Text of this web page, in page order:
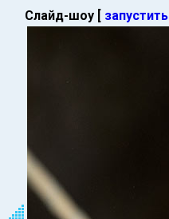
Слайд-шоу [ запустить